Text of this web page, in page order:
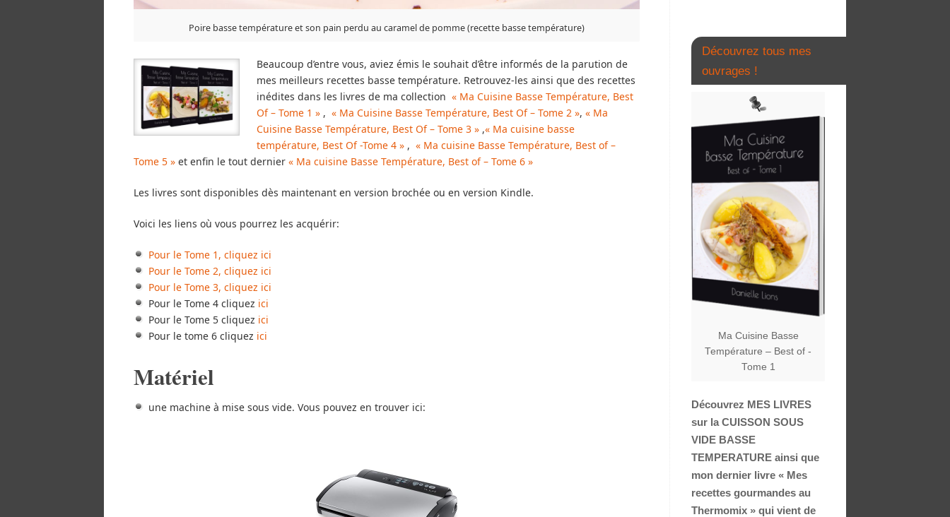
Poire basse température et son pain perdu au caramel de pomme (recette basse température)
Beaucoup d’entre vous, aviez émis le souhait d’être informés de la parution de
mes meilleurs recettes basse température. Retrouvez-les ainsi que des recettes
inédites dans les livres de ma collection « Ma Cuisine Basse Température, Best
Of – Tome 1 » , « Ma Cuisine Basse Température, Best Of – Tome 2 », « Ma
Cuisine Basse Température, Best Of – Tome 3 » ,« Ma cuisine basse
température, Best Of -Tome 4 » , « Ma cuisine Basse Température, Best of –
Tome 5 » et enfin le tout dernier « Ma cuisine Basse Température, Best of – Tome 6 »
Les livres sont disponibles dès maintenant en version brochée ou en version Kindle.
Voici les liens où vous pourrez les acquérir:
Pour le Tome 1, cliquez ici
Pour le Tome 2, cliquez ici
Pour le Tome 3, cliquez ici
Pour le Tome 4 cliquez ici
Pour le Tome 5 cliquez ici
Pour le tome 6 cliquez ici
Matériel
une machine à mise sous vide. Vous pouvez en trouver ici:
Découvrez tous mes
ouvrages !
Ma Cuisine Basse
Température – Best of -
Tome 1
Découvrez MES LIVRES
sur la CUISSON SOUS
VIDE BASSE
TEMPERATURE ainsi que
mon dernier livre « Mes
recettes gourmandes au
Thermomix » qui vient de